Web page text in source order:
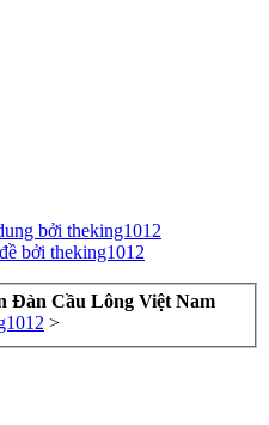
bởi theking1012
bởi theking1012
Đàn Cầu Lông Việt Nam
>